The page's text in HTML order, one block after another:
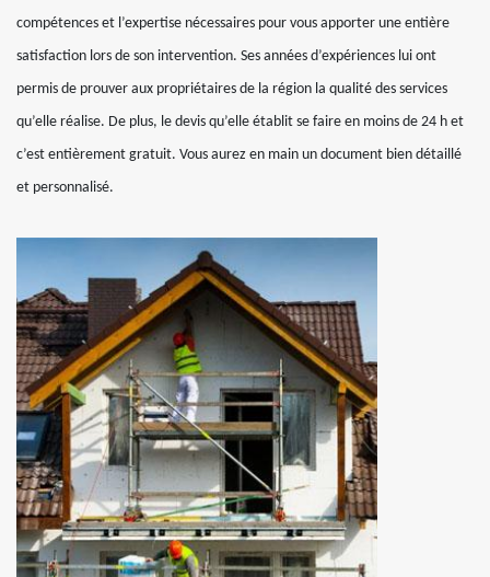
compétences et l’expertise nécessaires pour vous apporter une entière
satisfaction lors de son intervention. Ses années d’expériences lui ont
permis de prouver aux propriétaires de la région la qualité des services
qu’elle réalise. De plus, le devis qu’elle établit se faire en moins de 24 h et
c’est entièrement gratuit. Vous aurez en main un document bien détaillé
et personnalisé.